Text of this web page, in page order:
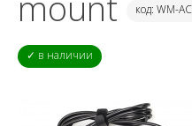
код: WM-
✓ в наличии